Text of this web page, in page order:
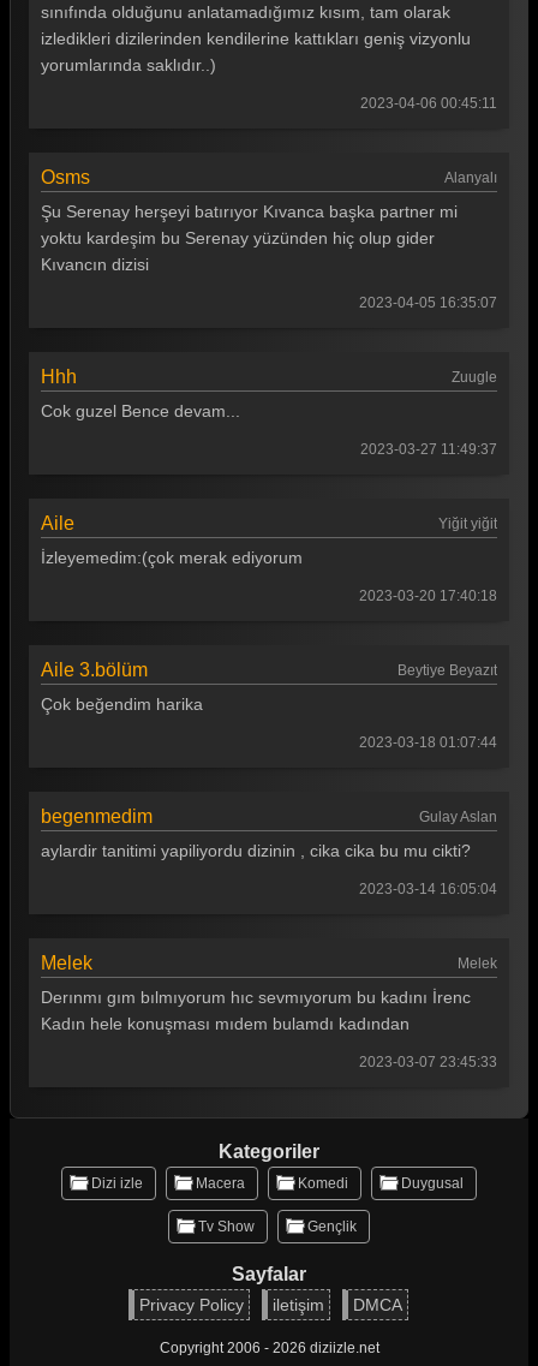
sınıfında olduğunu anlatamadığımız kısım, tam olarak
izledikleri dizilerinden kendilerine kattıkları geniş vizyonlu
yorumlarında saklıdır..)
2023-04-06 00:45:11
Osms Alanyalı
Şu Serenay herşeyi batırıyor Kıvanca başka partner mi
yoktu kardeşim bu Serenay yüzünden hiç olup gider
Kıvancın dizisi
2023-04-05 16:35:07
Hhh Zuugle
Cok guzel Bence devam...
2023-03-27 11:49:37
Aile Yiğit yiğit
İzleyemedim:(çok merak ediyorum
2023-03-20 17:40:18
Aile 3.bölüm Beytiye Beyazıt
Çok beğendim harika
2023-03-18 01:07:44
begenmedim Gulay Aslan
aylardir tanitimi yapiliyordu dizinin , cika cika bu mu cikti?
2023-03-14 16:05:04
Melek Melek
Derınmı gım bılmıyorum hıc sevmıyorum bu kadını İrenc
Kadın hele konuşması mıdem bulamdı kadından
2023-03-07 23:45:33
Kategoriler
Dizi izle Macera Komedi Duygusal
Tv Show Gençlik
Sayfalar
Privacy Policy iletişim DMCA
Copyright 2006 - 2026 diziizle.net